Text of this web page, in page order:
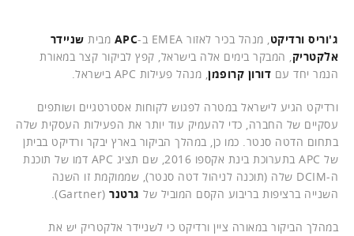
ג'וריס ורדיקט, מנהל בכיר לאזור EMEA ב- APC מבית שניידר
אלקטריק, המבקר בימים אלה בישראל, קפץ לביקור קצר במאורת
הנמר יחד עם דורון קרופמן, מנהל פעילות APC בישראל.
ורדיקט הגיע לישראל במטרה לפגוש לקוחות אסטרטגיים ושותפים
עסקיים של החברה, כדי להעמיק עוד יותר את הפעילות העסקית שלה
בתחום הדטה סנטר. כמו כן, במהלך הביקור בארץ יבקר ורדיקט בביתן
של APC בתערוכת בינת אקספו 2016, שם תציג APC דמו של תוכנת
ה-DCIM שלה (תוכנה לניהול דטה סנטר), שממוקמת זו השנה
השנייה ברציפות בריבוע הקסם המוביל של גרטנר (Gartner).
במהלך הביקור במאורה ציין ורדיקט כי לשניידר אלקטריק יש את